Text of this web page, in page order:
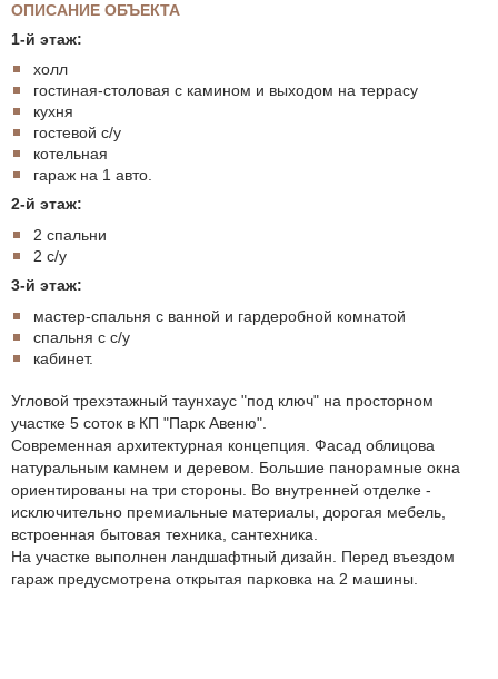
ОПИСАНИЕ ОБЪЕКТА
1-й этаж:
холл
гостиная-столовая с камином и выходом на террасу
кухня
гостевой с/у
котельная
гараж на 1 авто.
2-й этаж:
2 спальни
2 с/у
3-й этаж:
мастер-спальня с ванной и гардеробной комнатой
спальня с с/у
кабинет.
Угловой трехэтажный таунхаус "под ключ" на просторном
участке 5 соток в КП "Парк Авеню".
Современная архитектурная концепция. Фасад облицова
натуральным камнем и деревом. Большие панорамные окна
ориентированы на три стороны. Во внутренней отделке -
исключительно премиальные материалы, дорогая мебель,
встроенная бытовая техника, сантехника.
На участке выполнен ландшафтный дизайн. Перед въездом
гараж предусмотрена открытая парковка на 2 машины.